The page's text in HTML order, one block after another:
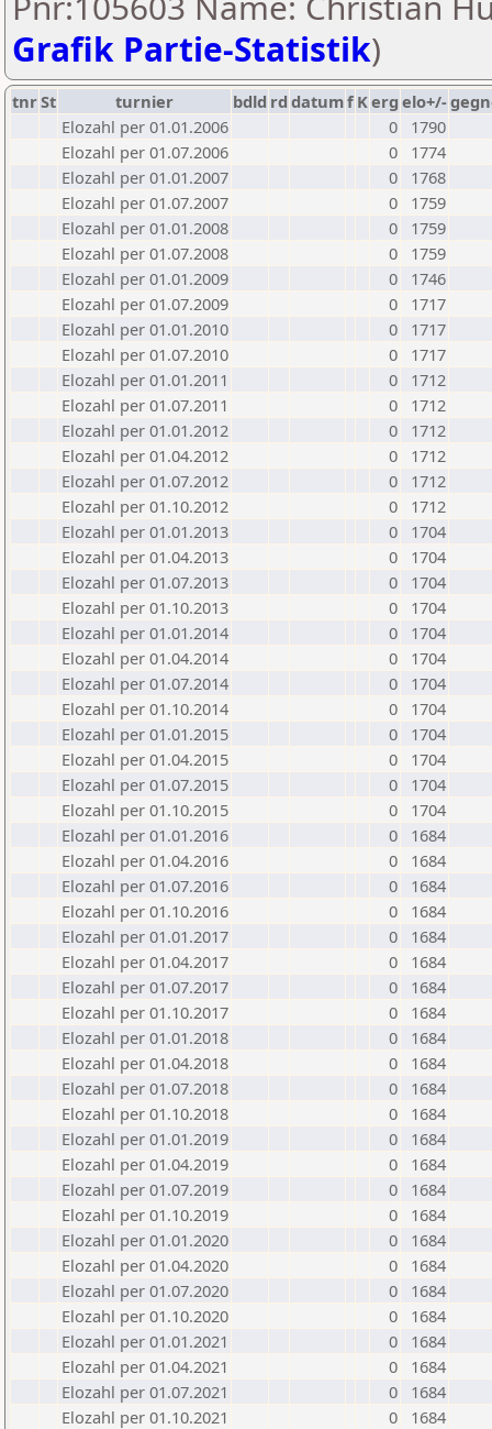
Grafik Partie-Statistik)
tnrSt turnier bdld rd datumf Kerg elo+/-
Elozahl per 01.01.2006
0
1790
Elozahl per 01.07.2006
0
1774
Elozahl per 01.01.2007
0
1768
Elozahl per 01.07.2007
0
1759
Elozahl per 01.01.2008
0
1759
Elozahl per 01.07.2008
0
1759
Elozahl per 01.01.2009
0
1746
Elozahl per 01.07.2009
0
1717
Elozahl per 01.01.2010
0
1717
Elozahl per 01.07.2010
0
1717
Elozahl per 01.01.2011
0
1712
Elozahl per 01.07.2011
0
1712
Elozahl per 01.01.2012
0
1712
Elozahl per 01.04.2012
0
1712
Elozahl per 01.07.2012
0
1712
Elozahl per 01.10.2012
0
1712
Elozahl per 01.01.2013
0
1704
Elozahl per 01.04.2013
0
1704
Elozahl per 01.07.2013
0
1704
Elozahl per 01.10.2013
0
1704
Elozahl per 01.01.2014
0
1704
Elozahl per 01.04.2014
0
1704
Elozahl per 01.07.2014
0
1704
Elozahl per 01.10.2014
0
1704
Elozahl per 01.01.2015
0
1704
Elozahl per 01.04.2015
0
1704
Elozahl per 01.07.2015
0
1704
Elozahl per 01.10.2015
0
1704
Elozahl per 01.01.2016
0
1684
Elozahl per 01.04.2016
0
1684
Elozahl per 01.07.2016
0
1684
Elozahl per 01.10.2016
0
1684
Elozahl per 01.01.2017
0
1684
Elozahl per 01.04.2017
0
1684
Elozahl per 01.07.2017
0
1684
Elozahl per 01.10.2017
0
1684
Elozahl per 01.01.2018
0
1684
Elozahl per 01.04.2018
0
1684
Elozahl per 01.07.2018
0
1684
Elozahl per 01.10.2018
0
1684
Elozahl per 01.01.2019
0
1684
Elozahl per 01.04.2019
0
1684
Elozahl per 01.07.2019
0
1684
Elozahl per 01.10.2019
0
1684
Elozahl per 01.01.2020
0
1684
Elozahl per 01.04.2020
0
1684
Elozahl per 01.07.2020
0
1684
Elozahl per 01.10.2020
0
1684
Elozahl per 01.01.2021
0
1684
Elozahl per 01.04.2021
0
1684
Elozahl per 01.07.2021
0
1684
Elozahl per 01.10.2021
0
1684